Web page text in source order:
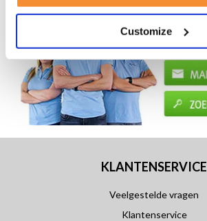
Customize
KLANTENSERVICE
Veelgestelde vragen
Klantenservice